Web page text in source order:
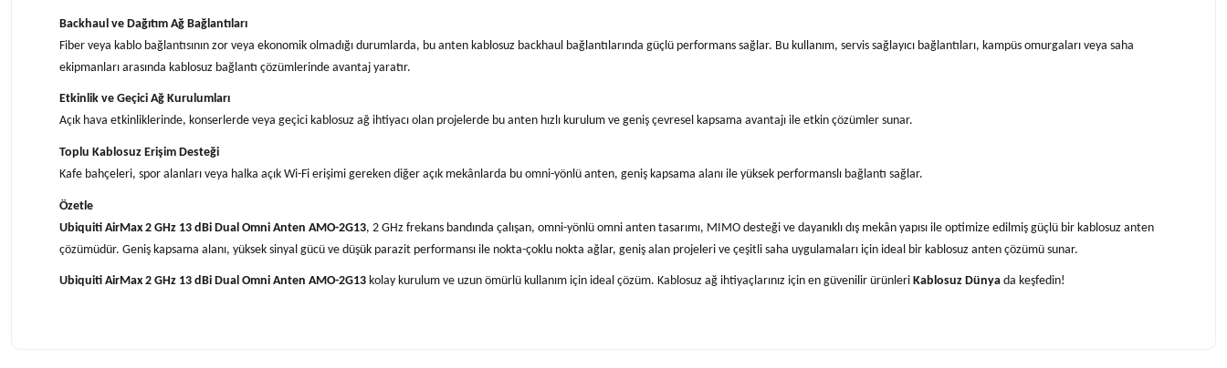
Backhaul ve Dağıtım Ağ Bağlantıları
Fiber veya kablo bağlantısının zor veya ekonomik olmadığı durumlarda, bu anten kablosuz backhaul bağlantılarında güçlü performans sağlar. Bu kullanım, servis sağlayıcı bağlantıları, kampüs omurgaları veya saha
ekipmanları arasında kablosuz bağlantı çözümlerinde avantaj yaratır.
Etkinlik ve Geçici Ağ Kurulumları
Açık hava etkinliklerinde, konserlerde veya geçici kablosuz ağ ihtiyacı olan projelerde bu anten hızlı kurulum ve geniş çevresel kapsama avantajı ile etkin çözümler sunar.
Toplu Kablosuz Erişim Desteği
Kafe bahçeleri, spor alanları veya halka açık Wi-Fi erişimi gereken diğer açık mekânlarda bu omni-yönlü anten, geniş kapsama alanı ile yüksek performanslı bağlantı sağlar.
Özetle
Ubiquiti AirMax 2 GHz 13 dBi Dual Omni Anten AMO-2G13, 2 GHz frekans bandında çalışan, omni-yönlü omni anten tasarımı, MIMO desteği ve dayanıklı dış mekân yapısı ile optimize edilmiş güçlü bir kablosuz anten
çözümüdür. Geniş kapsama alanı, yüksek sinyal gücü ve düşük parazit performansı ile nokta-çoklu nokta ağlar, geniş alan projeleri ve çeşitli saha uygulamaları için ideal bir kablosuz anten çözümü sunar.
Ubiquiti AirMax 2 GHz 13 dBi Dual Omni Anten AMO-2G13 kolay kurulum ve uzun ömürlü kullanım için ideal çözüm. Kablosuz ağ ihtiyaçlarınız için en güvenilir ürünleri Kablosuz Dünya da keşfedin!